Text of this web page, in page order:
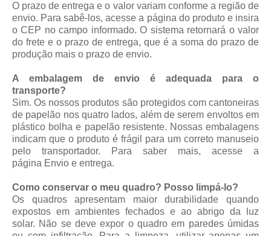
O prazo de entrega e o valor variam conforme a região de
envio. Para sabê-los, acesse a página do produto e insira
o CEP no campo informado. O sistema retornará o valor
do frete e o prazo de entrega, que é a soma do prazo de
produção mais o prazo de envio.
A embalagem de envio é adequada para o
transporte?
Sim. Os nossos produtos são protegidos com cantoneiras
de papelão nos quatro lados, além de serem envoltos em
plástico bolha e papelão resistente. Nossas embalagens
indicam que o produto é frágil para um correto manuseio
pelo transportador. Para saber mais, acesse a
página Envio e entrega.
Como conservar o meu quadro? Posso limpá-lo?
Os quadros apresentam maior durabilidade quando
expostos em ambientes fechados e ao abrigo da luz
solar. Não se deve expor o quadro em paredes úmidas